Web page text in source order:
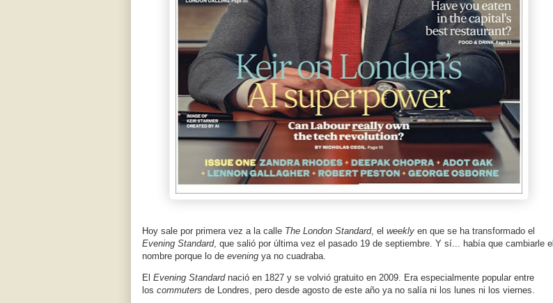
Hoy sale por primera vez a la calle The London Standard, el weekly en que se ha transformado el
Evening Standard, que salió por última vez el pasado 19 de septiembre. Y sí... había que cambiarle el
nombre porque lo de evening ya no cuadraba.
El Evening Standardnació en 1827 y se volvió gratuito en 2009. Era especialmente popular entre
los commuters de Londres, pero desde agosto de este año ya no salía ni los lunes ni los viernes.